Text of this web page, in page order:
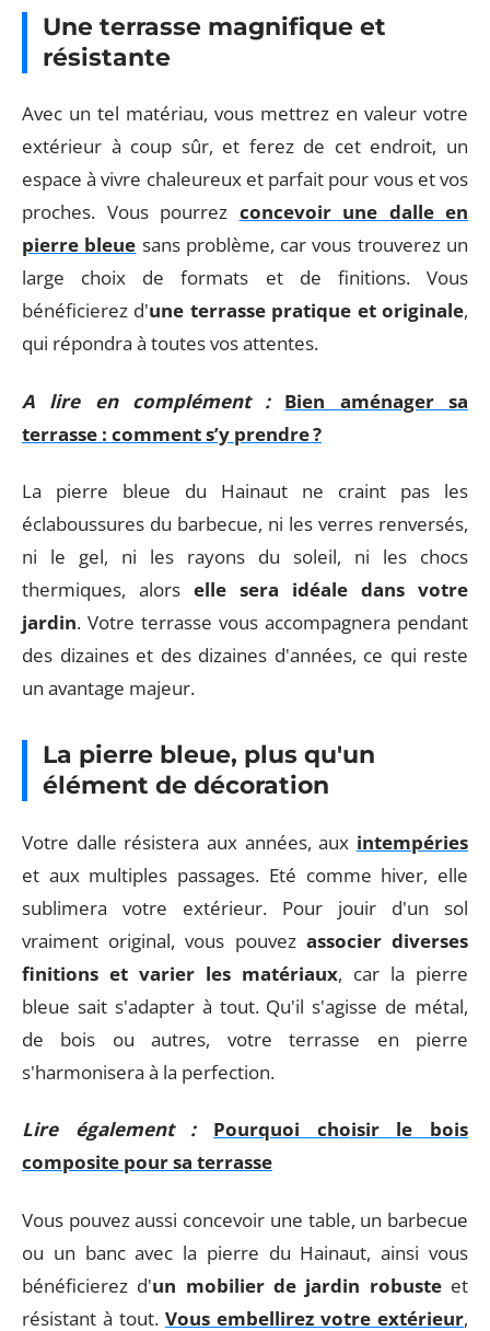
Une terrasse magnifique et
résistante
Avec un tel matériau, vous mettrez en valeur votre
extérieur à coup sûr, et ferez de cet endroit, un
espace à vivre chaleureux et parfait pour vous et vos
proches. Vous pourrez concevoir une dalle en
pierre bleue sans problème, car vous trouverez un
large choix de formats et de finitions. Vous
bénéficierez d'une terrasse pratique et originale,
qui répondra à toutes vos attentes.
A lire en complément :
Bien aménager sa
terrasse : comment s’y prendre ?
La pierre bleue du Hainaut ne craint pas les
éclaboussures du barbecue, ni les verres renversés,
ni le gel, ni les rayons du soleil, ni les chocs
thermiques, alors elle sera idéale dans votre
jardin. Votre terrasse vous accompagnera pendant
des dizaines et des dizaines d'années, ce qui reste
un avantage majeur.
La pierre bleue, plus qu'un
élément de décoration
Votre dalle résistera aux années, aux intempéries
et aux multiples passages. Eté comme hiver, elle
sublimera votre extérieur. Pour jouir d'un sol
vraiment original, vous pouvez associer diverses
finitions et varier les matériaux, car la pierre
bleue sait s'adapter à tout. Qu'il s'agisse de métal,
de bois ou autres, votre terrasse en pierre
s'harmonisera à la perfection.
Lire également :
Pourquoi choisir le bois
composite pour sa terrasse
Vous pouvez aussi concevoir une table, un barbecue
ou un banc avec la pierre du Hainaut, ainsi vous
bénéficierez d'un mobilier de jardin robusteet
résistant à tout. Vous embellirez votre extérieur,